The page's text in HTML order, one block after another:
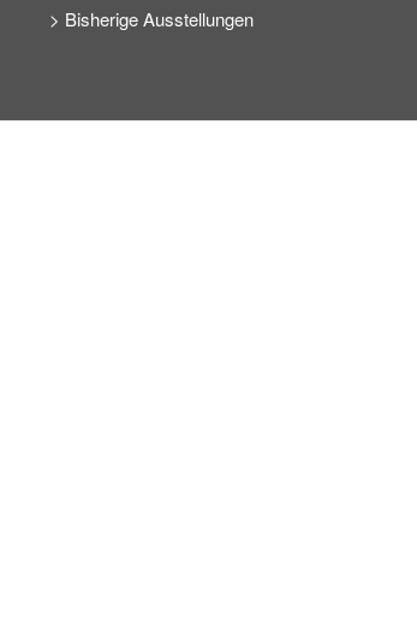
> Bisherige Ausstellungen